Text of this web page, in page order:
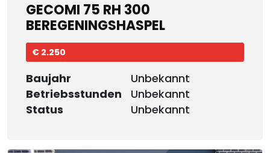
GECOMI 75 RH 300
BEREGENINGSHASPEL
€ 2.250
Baujahr
Unbekannt
Betriebsstunden
Unbekannt
Status
Unbekannt